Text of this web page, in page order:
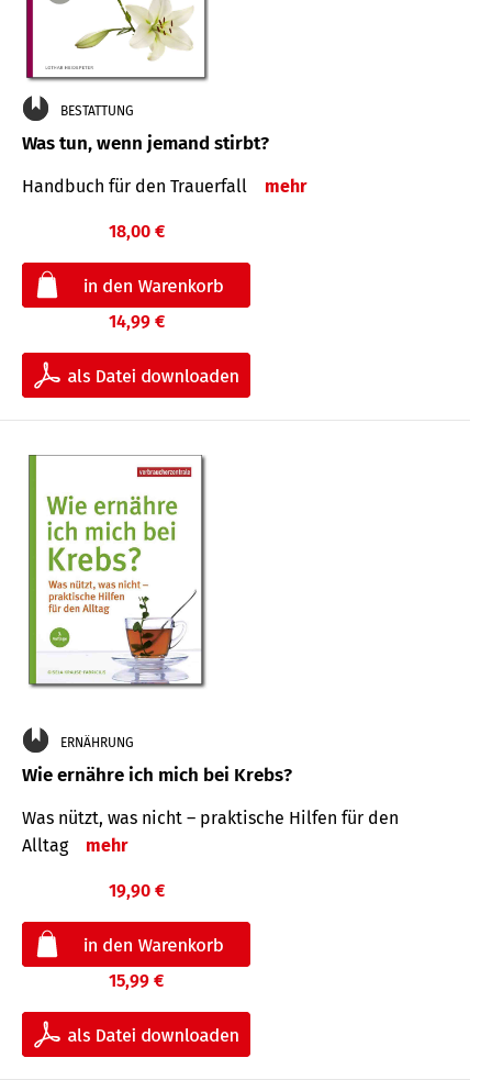
BESTATTUNG
Was tun, wenn jemand stirbt?
Handbuch für den Trauerfall mehr
18,00 €
14,99 €
ERNÄHRUNG
Wie ernähre ich mich bei Krebs?
Was nützt, was nicht – praktische Hilfen für den
Alltag
mehr
19,90 €
15,99 €